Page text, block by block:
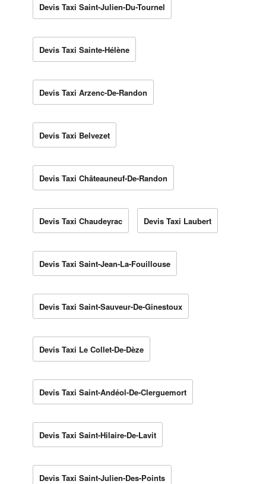
Devis Taxi Saint-Julien-Du-Tournel
Devis Taxi Sainte-Hélène
Devis Taxi Arzenc-De-Randon
Devis Taxi Belvezet
Devis Taxi Châteauneuf-De-Randon
Devis Taxi Chaudeyrac Devis Taxi Laubert
Devis Taxi Saint-Jean-La-Fouillouse
Devis Taxi Saint-Sauveur-De-Ginestoux
Devis Taxi Le Collet-De-Dèze
Devis Taxi Saint-Andéol-De-Clerguemort
Devis Taxi Saint-Hilaire-De-Lavit
Devis Taxi Saint-Julien-Des-Points